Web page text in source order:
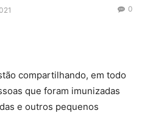
0
compartilhando, em todo
que foram imunizadas
e outros pequenos